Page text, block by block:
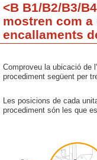
<B B1/B2/B3/
mostren com
encallaments
Comproveu la ubicació de
procediment següent per
Les posicions de cada
procediment són les que